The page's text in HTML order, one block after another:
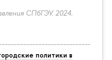
СПбГЭУ. 2024.
политики в